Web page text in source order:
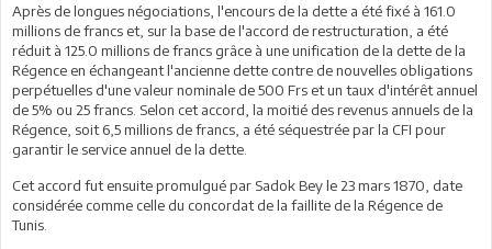
Après de longues négociations, l'encours de la dette a été fixé à 161.0
millions de francs et, sur la base de l'accord de restructuration, a été
réduit à 125.0 millions de francs grâce à une unification de la dette de la
Régence en échangeant l'ancienne dette contre de nouvelles obligations
perpétuelles d'une valeur nominale de 500 Frs et un taux d'intérêt annuel
de 5% ou 25 francs. Selon cet accord, la moitié des revenus annuels de la
Régence, soit 6,5 millions de francs, a été séquestrée par la CFI pour
garantir le service annuel de la dette.
Cet accord fut ensuite promulgué par Sadok Bey le 23 mars 1870, date
considérée comme celle du concordat de la faillite de la Régence de
Tunis.